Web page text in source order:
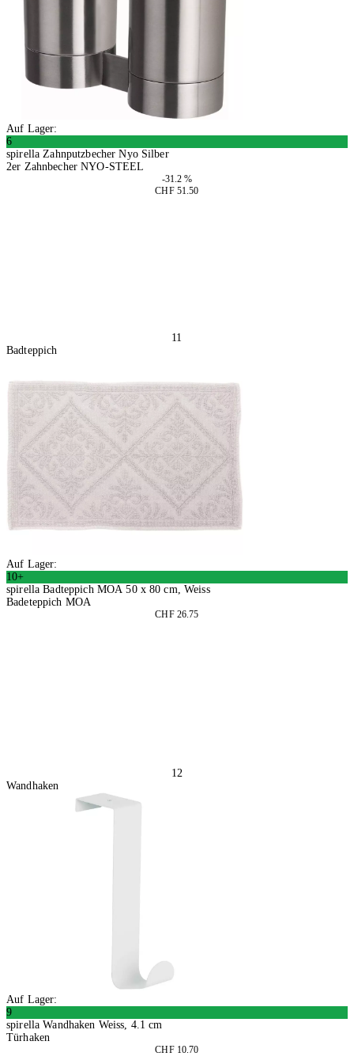
Auf Lager:
6
spirella Zahnputzbecher Nyo Silber
2er Zahnbecher NYO-STEEL
-31.2 %
CHF 51.50
11
Badteppich
Auf Lager:
10+
spirella Badteppich MOA 50 x 80 cm, Weiss
Badeteppich MOA
CHF 26.75
12
Wandhaken
Auf Lager:
9
spirella Wandhaken Weiss, 4.1 cm
Türhaken
CHF 10.70